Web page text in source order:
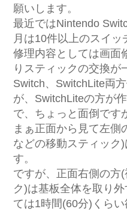
願いします。
最近ではNintendo
月は10件以上のスイッ
修理内容としては画面
りスティックの交換が
Switch、SwitchLite両
が、SwitchLiteの方が
で、ちょっと面倒です
まぁ正面から見て左側
などの移動スティック
す。
ですが、正面右側の方
ク)は基板全体を取り
ては1時間(60分)くらい